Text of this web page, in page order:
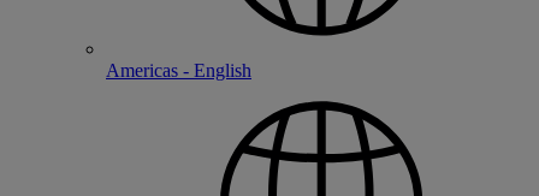
Americas - English